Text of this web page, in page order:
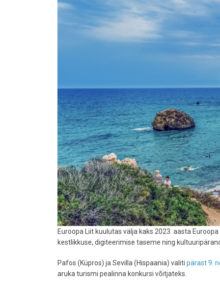
hüpiklennud
Euroopa Liit kuulutas välja kaks 2023. aasta
kestlikkuse, digiteerimise taseme ning
Pafos (Küpros) ja Sevilla (Hispaania) valiti pärast 9.
aruka turismi pealinna konkursi võitjateks.